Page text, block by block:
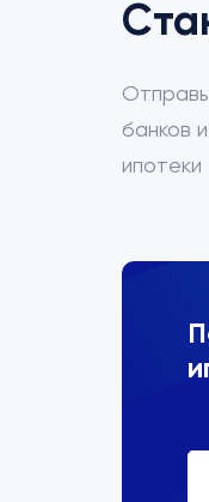
банков
ипотеки